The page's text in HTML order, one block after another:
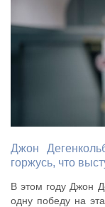
Джон
горжусь, что
В этом году Джон
одну победу на